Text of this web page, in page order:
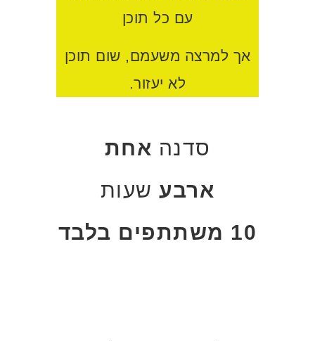
עם כל תוכן
אך למרצה משעמם, שום תוכן
לא יעזור.
סדנה אחת
ארבע שעות
10 משתתפים בלבד